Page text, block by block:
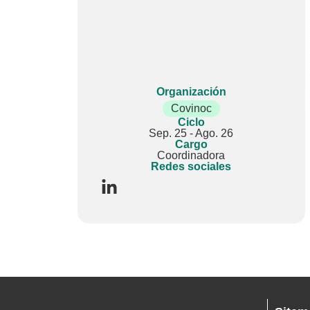
Organización
Covinoc
Ciclo
Sep. 25 - Ago. 26
Cargo
Coordinadora
Redes sociales